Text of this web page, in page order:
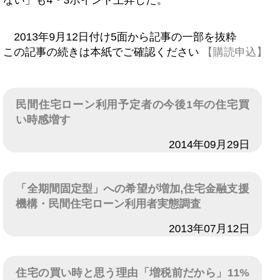
2013年9月12日付け5面から記事の一部を抜粋
この記事の続きは本紙でご確認ください
【購読申込】
民間住宅ローン利用予定者の今後1年の住宅買
い時感増す
2014年09月29日
「全期間固定型」への希望が増加,住宅金融支援
機構・民間住宅ローン利用者実態調査
2013年07月12日
住宅の買い時と思う理由「増税前だから」11%